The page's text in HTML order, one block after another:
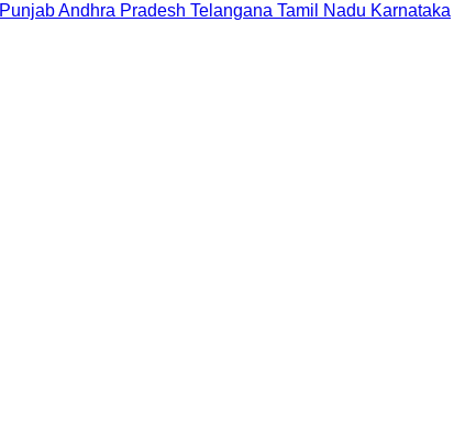
PunjabAndhra Pradesh Telangana Tamil Nadu Karnataka